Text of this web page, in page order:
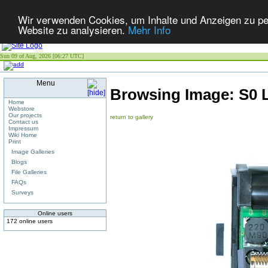
Wir verwenden Cookies, um Inhalte und Anzeigen zu
Website zu analysieren.Mehr Info
Sun 09 of Aug, 2026 [06:27 UTC]
Menu
Home
Webstore
Our projects
Contact us
Impressum
Wiki Home
Print
Image Galleries
Blogs
File Galleries
FAQs
Surveys
Online users
172 online users
Browsing Image: S0
return to gallery